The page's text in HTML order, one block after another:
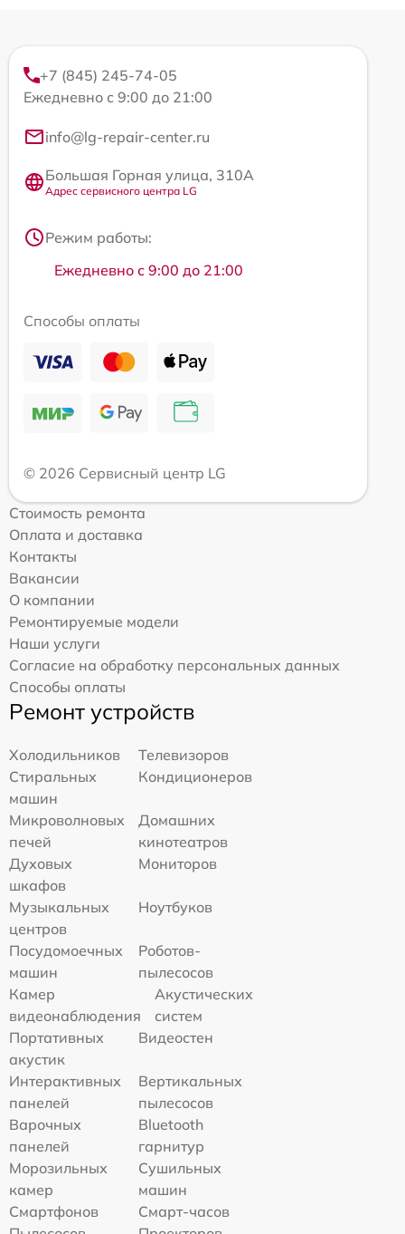
+7 (845) 245-74-05
Ежедневно с 9:00 до 21:00
info@lg-repair-center.ru
Большая Горная улица, 310А
Адрес сервисного центра LG
Режим работы:
Ежедневно с 9:00 до 21:00
Способы оплаты
© 2026 Сервисный центр LG
Стоимость ремонта
Оплата и доставка
Контакты
Вакансии
О компании
Ремонтируемые модели
Наши услуги
Согласие на обработку персональных данных
Способы оплаты
Ремонт устройств
Холодильников
Телевизоров
Стиральных
машин
Кондиционеров
Микроволновых
печей
Домашних
кинотеатров
Духовых
шкафов
Мониторов
Музыкальных
центров
Ноутбуков
Посудомоечных
машин
Роботов-
пылесосов
Камер
видеонаблюдения
Акустических
систем
Портативных
акустик
Видеостен
Интерактивных
панелей
Вертикальных
пылесосов
Варочных
панелей
Bluetooth
гарнитур
Морозильных
камер
Сушильных
машин
Смартфонов
Смарт-часов